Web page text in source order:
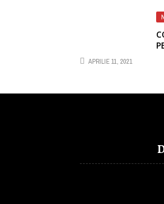
APRILIE 11, 2021